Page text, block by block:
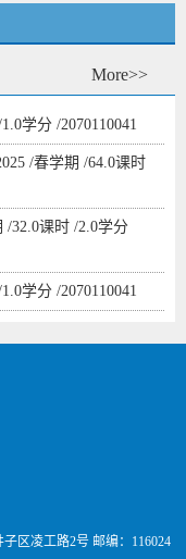
More>>
学分 /2070110041
/春学期 /64.0课时
/32.0课时 /2.0学分
学分 /2070110041
区凌工路2号 邮编：116024